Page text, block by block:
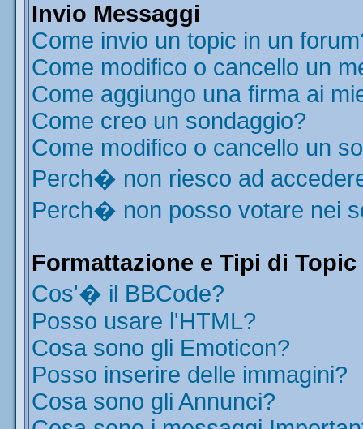
Invio Messaggi
Come invio un topic in un
Come modifico o cancello un
Come aggiungo una firma ai
Come creo un sondaggio?
Come modifico o cancello un
Perch� non riesco ad
Perch� non posso votare nei
Formattazione e Tipi di Topic
Cos'� il BBCode?
Posso usare l'HTML?
Cosa sono gli Emoticon?
Posso inserire delle immagini?
Cosa sono gli Annunci?